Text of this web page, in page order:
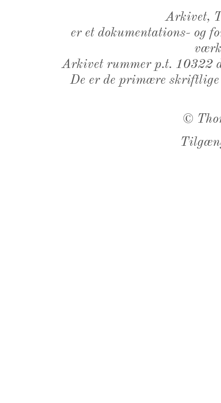
Arkivet,
er et dokumentations- og
Arkivet rummer p.t. 10322
De er de primære
©